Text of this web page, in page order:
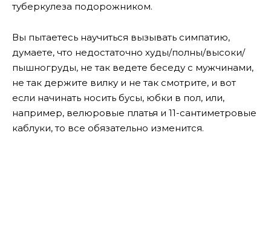
туберкулеза подорожником.
Вы пытаетесь научиться вызывать симпатию,
думаете, что недостаточно худы/полны/высоки/
пышногруды, не так ведете беседу с мужчинами,
не так держите вилку и не так смотрите, и вот
если начинать носить бусы, юбки в пол, или,
например, велюровые платья и 11-сантиметровые
каблуки, то все обязательно изменится.